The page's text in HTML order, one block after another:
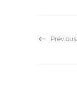
Previous